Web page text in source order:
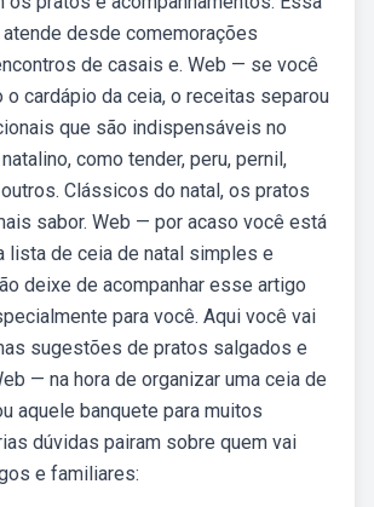
desde comemorações
de casais e. Web — se você
o cardápio da ceia, o receitas separou
que são indispensáveis no
como tender, peru, pernil,
Clássicos do natal, os pratos
sabor. Web — por acaso você está
lista de ceia de natal simples e
deixe de acompanhar esse artigo
para você. Aqui você vai
sugestões de pratos salgados e
— na hora de organizar uma ceia de
aquele banquete para muitos
dúvidas pairam sobre quem vai
e familiares: